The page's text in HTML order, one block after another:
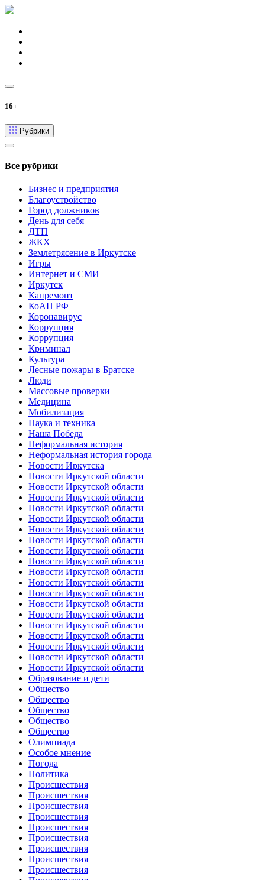
16+
Рубрики
Все рубрики
Бизнес и предприятия
Благоустройство
Город должников
День для себя
ДТП
ЖКХ
Землетрясение в Иркутске
Игры
Интернет и СМИ
Иркутск
Капремонт
КоАП РФ
Коронавирус
Коррупция
Коррупция
Криминал
Культура
Лесные пожары в Братске
Люди
Массовые проверки
Медицина
Мобилизация
Наука и техника
Наша Победа
Неформальная история
Неформальная история города
Новости Иркутска
Новости Иркутской области
Новости Иркутской области
Новости Иркутской области
Новости Иркутской области
Новости Иркутской области
Новости Иркутской области
Новости Иркутской области
Новости Иркутской области
Новости Иркутской области
Новости Иркутской области
Новости Иркутской области
Новости Иркутской области
Новости Иркутской области
Новости Иркутской области
Новости Иркутской области
Новости Иркутской области
Новости Иркутской области
Новости Иркутской области
Новости Иркутской области
Образование и дети
Общество
Общество
Общество
Общество
Общество
Олимпиада
Особое мнение
Погода
Политика
Происшествия
Происшествия
Происшествия
Происшествия
Происшествия
Происшествия
Происшествия
Происшествия
Происшествия